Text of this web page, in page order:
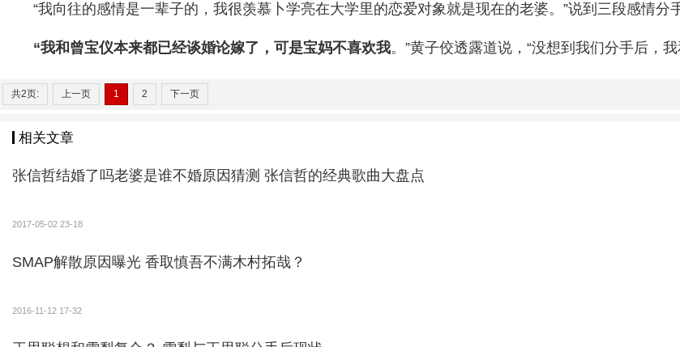
“我向往的感情是一辈子的，我很羡慕卜学亮在大学里的恋爱对象就是现在的老婆。”说到三段感情分
“我和曾宝仪本来都已经谈婚论嫁了，可是宝妈不喜欢我。”黄子佼透露道说，“没想到我们分手后，
共2页: 上一页 1 2 下一页
相关文章
张信哲结婚了吗老婆是谁不婚原因猜测 张信哲的经典歌曲大盘点
2017-05-02 23-18
SMAP解散原因曝光 香取慎吾不满木村拓哉？
2016-11-12 17-32